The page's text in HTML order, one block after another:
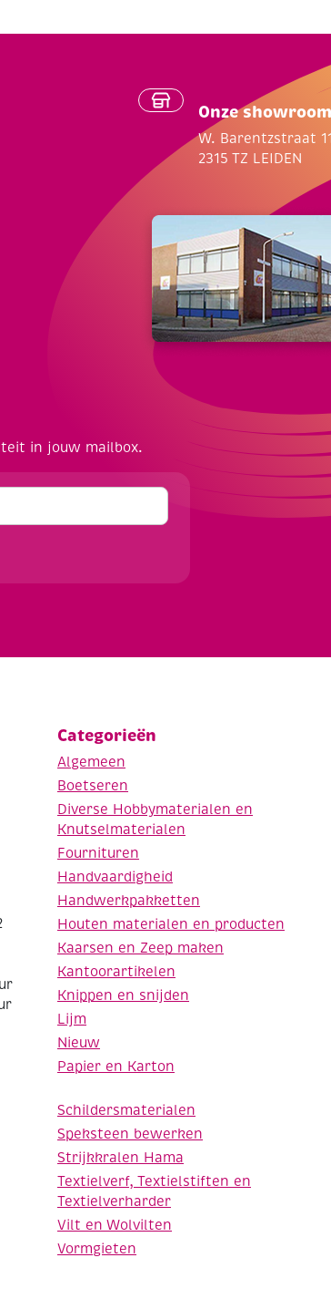
Onze showroom
W. Barentzstraat
2315 TZ LEIDEN
in jouw mailbox.
Categorieën
Algemeen
Boetseren
Diverse Hobbymaterialen en
Knutselmaterialen
Fournituren
Handvaardigheid
Handwerkpakketten
Houten materialen en producten
Kaarsen en Zeep maken
Kantoorartikelen
Knippen en snijden
Lijm
Nieuw
Papier en Karton
Schildersmaterialen
Speksteen bewerken
Strijkkralen Hama
Textielverf, Textielstiften en
Textielverharder
Vilt en Wolvilten
Vormgieten